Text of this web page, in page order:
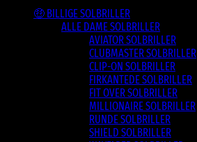
🤑 BILLIGE SOLBRILLER
ALLE DAME SOLBRILLER
AVIATOR SOLBRILLER
CLUBMASTER SOLBRILLER
CLIP-ON SOLBRILLER
FIRKANTEDE SOLBRILLER
FIT OVER SOLBRILLER
MILLIONAIRE SOLBRILLER
RUNDE SOLBRILLER
SHIELD SOLBRILLER